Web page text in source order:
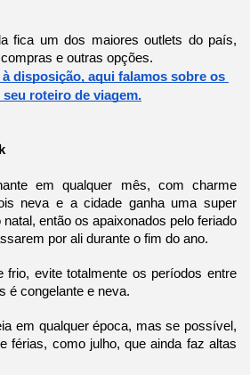
fica um dos maiores outlets do país,
e outras opções.
disposição, aqui falamos sobre os
roteiro de viagem.
em qualquer mês, com charme
neva e a cidade ganha uma super
então os apaixonados pelo feriado
por ali durante o fim do ano.
frio, evite totalmente os períodos entre
é congelante e neva.
em qualquer época, mas se possível,
férias, como julho, que ainda faz altas